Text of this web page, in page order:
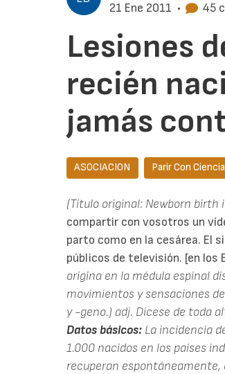
21 Ene 2011 • 45
Lesiones
recién
jamás
ASOCIACION Parir Con Ciencia
(Título original: Newborn birth
compartir con vosotros un
parto como en la cesárea. El
públicos de televisión. [en los
origina en la médula espinal
movimientos y sensaciones
y -geno.) adj. Dícese de toda
Datos básicos: La incidencia
1.000 nacidos en los países
recuperan espontáneamente,